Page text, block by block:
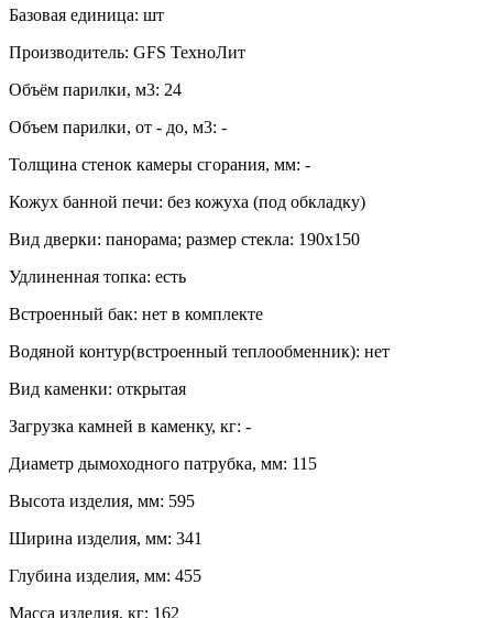
Базовая единица: шт
Производитель: GFS ТехноЛит
Объём парилки, м3: 24
Объем парилки, от - до, м3: -
Толщина стенок камеры сгорания, мм: -
Кожух банной печи: без кожуха (под обкладку)
Вид дверки: панорама; размер стекла: 190х150
Удлиненная топка: есть
Встроенный бак: нет в комплекте
Водяной контур(встроенный теплообменник): нет
Вид каменки: открытая
Загрузка камней в каменку, кг: -
Диаметр дымоходного патрубка, мм: 115
Высота изделия, мм: 595
Ширина изделия, мм: 341
Глубина изделия, мм: 455
Масса изделия, кг: 162